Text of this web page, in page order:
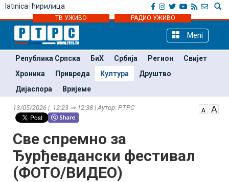
latinica ћирилица
ТВ УЖИВО РАДИО УЖИВО
Meni
Република Српска БиХ Србија Регион
Свијет
Хроника
Привреда Култура
Друштво
Дијаспора
Вријеме
13/05/2026 | 12:23 ⇒ 12:38 | Аутор: РТРС
Све спремно за
Ђурђевдански фестивал
(ФОТО/ВИДЕО)